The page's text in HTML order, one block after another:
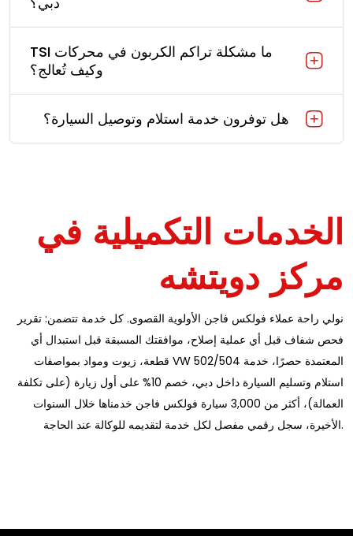
ما مشكلة تراكم الكربون في محركات TSI
وكيف تُعالج؟
هل توفرون خدمة استلام وتوصيل السيارة؟
الخدمات التكميلية في
مركز دويتشه
نولي راحة عملاء فولكس فاجن الأولوية القصوى. كل خدمة تتضمن: تقرير
فحص شفاف قبل أي عملية إصلاح، موافقتك المسبقة قبل استبدال أي
قطعة، زيوت ومواد بمواصفات VW 502/504 المعتمدة حصرًا، خدمة
استلام وتسليم السيارة داخل دبي، خصم 10% على أول زيارة (على تكلفة
العمالة)، أكثر من 3,000 سيارة فولكس فاجن خدمناها خلال السنوات
الأخيرة، سجل رقمي مفصل لكل خدمة لتقديمه للوكالة عند الحاجة.